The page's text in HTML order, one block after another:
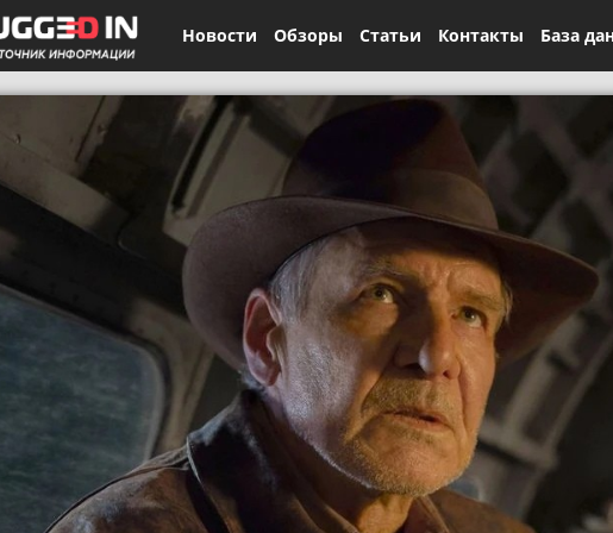
Новости Обзоры Статьи Контакты База